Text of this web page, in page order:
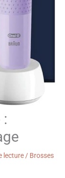
lecture / Brosses